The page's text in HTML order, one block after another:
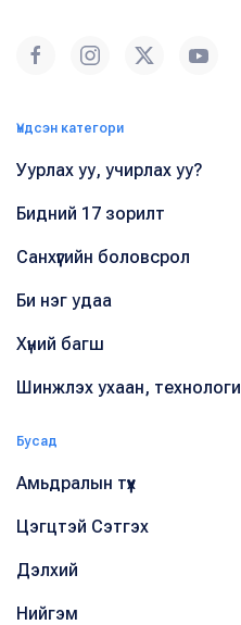
Үндсэн категори
Уурлах уу, учирлах уу?
Бидний 17 зорилт
Санхүүгийн боловсрол
Би нэг удаа
Хүний багш
Шинжлэх ухаан, технологи
Бусад
Амьдралын түүх
Цэгцтэй Сэтгэх
Дэлхий
Нийгэм